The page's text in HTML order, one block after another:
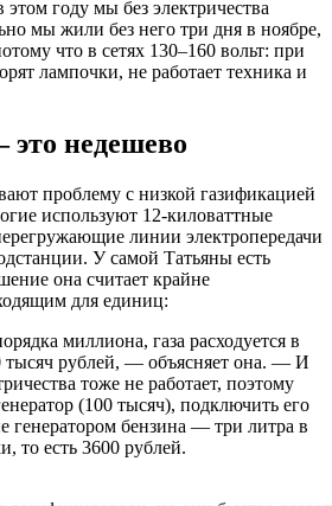
году мы без электричества
мы жили без него три дня в ноябре,
что в сетях 130–160 вольт: при
лампочки, не работает техника и
это недешево
проблему с низкой газификацией
используют 12-киловаттные
линии электропередачи
У самой Татьяны есть
она считает крайне
для единиц:
миллиона, газа расходуется в
тысяч рублей, — объясняет она. — И
тоже не работает, поэтому
(100 тысяч), подключить его
генератором бензина — три литра в
то есть 3600 рублей.